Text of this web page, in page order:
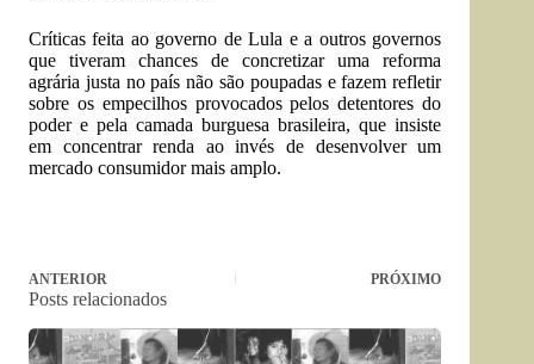
Críticas feita ao governo de Lula e a outros governos
que tiveram chances de concretizar uma reforma
agrária justa no país não são poupadas e fazem refletir
sobre os empecilhos provocados pelos detentores do
poder e pela camada burguesa brasileira, que insiste
em concentrar renda ao invés de desenvolver um
mercado consumidor mais amplo.
ANTERIOR PRÓXIMO
Posts relacionados